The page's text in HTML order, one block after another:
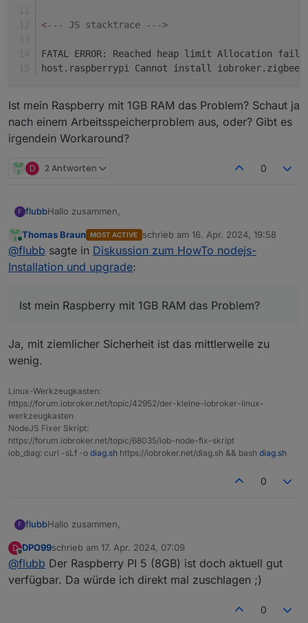
<--- JS stacktrace --->
FATAL ERROR: Reached heap limit Allocation
host.raspberrypi Cannot install iobroker.zigbee
Ist mein Raspberry mit 1GB RAM das Problem? Schaut ja
nach einem Arbeitsspeicherproblem aus, oder? Gibt es
irgendein Workaround?
D 2 Antworten 0
F flubbHallo zusammen,
habe mein System seit langem auch mal wieder auf Stand
gebracht, nur leider kann ich nachdem ich jetzt node-js
und den js-controller geupdatet hab, keinerlei Adapter
mehr aktualisieren. Hier mal die aktuelle Fehlermeldung:
Would you like to upgrade zigbee from
Installing iobroker.zigbee@1.10.3... (System
<--- JS stacktrace --->
FATAL ERROR: Reached heap limit Allocation
nach einem Arbeitsspeicherproblem aus, oder? Gibt es
irgendein Workaround?
Online
Thomas Braun MOST ACTIVE schrieb am 16. Apr. 2024, 19:58
zuletzt editiert von
@flubb sagte in Diskussion zum HowTo nodejs-
Installation und upgrade:
Ist mein Raspberry mit 1GB RAM das Problem?
Ja, mit ziemlicher Sicherheit ist das mittlerweile zu
wenig.
Linux-Werkzeugkasten:
https://forum.iobroker.net/topic/42952/der-kleine-iobroker-linux-
werkzeugkasten
NodeJS Fixer Skript:
https://forum.iobroker.net/topic/68035/iob-node-fix-skript
iob_diag: curl -sLf -o diag.sh https://iobroker.net/diag.sh && bash diag.sh
0
F flubbHallo zusammen,
habe mein System seit langem auch mal wieder auf Stand
gebracht, nur leider kann ich nachdem ich jetzt node-js
und den js-controller geupdatet hab, keinerlei Adapter
mehr aktualisieren. Hier mal die aktuelle Fehlermeldung:
Would you like to upgrade zigbee from
Installing iobroker.zigbee@1.10.3... (System
nach einem Arbeitsspeicherproblem aus, oder? Gibt es
D
Offline
DPO99schrieb am 17. Apr. 2024, 07:09
zuletzt editiert von
@flubb Der Raspberry PI 5 (8GB) ist doch aktuell gut
verfügbar. Da würde ich direkt mal zuschlagen ;)
0